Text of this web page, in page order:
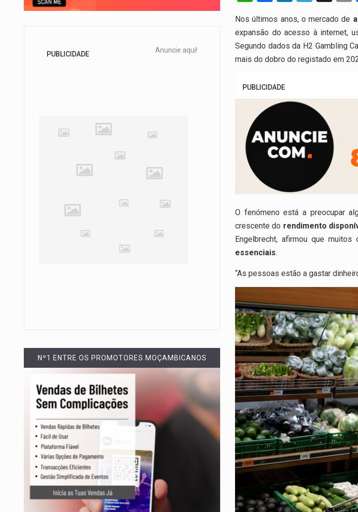
at
s
A
p
ce
b
o
k
ke
dI
n
e
gr
a
Nos últimos anos, o mercado de
expansão do acesso à internet,
Segundo dados da H2 Gambling
mais do dobro do registado em
PUBLICIDADE
O fenómeno está a preocupar
crescente do rendimento
Engelbrecht, afirmou que muitos
essenciais.
“As pessoas estão a gastar
PUBLICIDADE Anuncie aqui!
Nº1 ENTRE OS PROMOTORES MOÇAMBICANOS